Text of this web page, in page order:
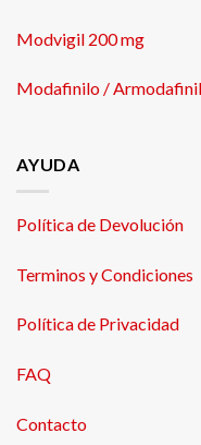
Modvigil 200 mg
Modafinilo /
AYUDA
Política de Devolución
Terminos y Condiciones
Política de Privacidad
FAQ
Contacto